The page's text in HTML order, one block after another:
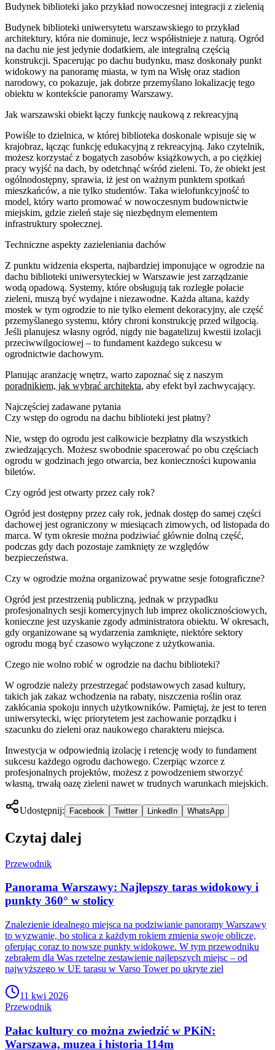
Budynek biblioteki jako przykład nowoczesnej integracji z zielenią
Budynek biblioteki uniwersytetu warszawskiego to przykład
architektury, która nie dominuje, lecz współistnieje z naturą. Ogród
na dachu nie jest jedynie dodatkiem, ale integralną częścią
konstrukcji. Spacerując po dachu budynku, masz doskonały punkt
widokowy na panoramę miasta, w tym na Wisłę oraz stadion
narodowy, co pokazuje, jak dobrze przemyślano lokalizację tego
obiektu w kontekście panoramy Warszawy.
Jak warszawski obiekt łączy funkcję naukową z rekreacyjną
Powiśle to dzielnica, w której biblioteka doskonale wpisuje się w
krajobraz, łącząc funkcję edukacyjną z rekreacyjną. Jako czytelnik,
możesz korzystać z bogatych zasobów książkowych, a po ciężkiej
pracy wyjść na dach, by odetchnąć wśród zieleni. To, że obiekt jest
ogólnodostępny, sprawia, iż jest on ważnym punktem spotkań
mieszkańców, a nie tylko studentów. Taka wielofunkcyjność to
model, który warto promować w nowoczesnym budownictwie
miejskim, gdzie zieleń staje się niezbędnym elementem
infrastruktury społecznej.
Techniczne aspekty zazieleniania dachów
Z punktu widzenia eksperta, najbardziej imponujące w ogrodzie na
dachu biblioteki uniwersyteckiej w Warszawie jest zarządzanie
wodą opadową. Systemy, które obsługują tak rozległe połacie
zieleni, muszą być wydajne i niezawodne. Każda altana, każdy
mostek w tym ogrodzie to nie tylko element dekoracyjny, ale część
przemyślanego systemu, który chroni konstrukcję przed wilgocią.
Jeśli planujesz własny ogród, nigdy nie bagatelizuj kwestii izolacji
przeciwwilgociowej – to fundament każdego sukcesu w
ogrodnictwie dachowym.
Planując aranżację wnętrz, warto zapoznać się z naszym
poradnikiem, jak wybrać architekta, aby efekt był zachwycający.
Najczęściej zadawane pytania
Czy wstęp do ogrodu na dachu biblioteki jest płatny?
Nie, wstęp do ogrodu jest całkowicie bezpłatny dla wszystkich
zwiedzających. Możesz swobodnie spacerować po obu częściach
ogrodu w godzinach jego otwarcia, bez konieczności kupowania
biletów.
Czy ogród jest otwarty przez cały rok?
Ogród jest dostępny przez cały rok, jednak dostęp do samej części
dachowej jest ograniczony w miesiącach zimowych, od listopada do
marca. W tym okresie można podziwiać głównie dolną część,
podczas gdy dach pozostaje zamknięty ze względów
bezpieczeństwa.
Czy w ogrodzie można organizować prywatne sesje fotograficzne?
Ogród jest przestrzenią publiczną, jednak w przypadku
profesjonalnych sesji komercyjnych lub imprez okolicznościowych,
konieczne jest uzyskanie zgody administratora obiektu. W okresach,
gdy organizowane są wydarzenia zamknięte, niektóre sektory
ogrodu mogą być czasowo wyłączone z użytkowania.
Czego nie wolno robić w ogrodzie na dachu biblioteki?
W ogrodzie należy przestrzegać podstawowych zasad kultury,
takich jak zakaz wchodzenia na rabaty, niszczenia roślin oraz
zakłócania spokoju innych użytkowników. Pamiętaj, że jest to teren
uniwersytecki, więc priorytetem jest zachowanie porządku i
szacunku do zieleni oraz naukowego charakteru miejsca.
Inwestycja w odpowiednią izolację i retencję wody to fundament
sukcesu każdego ogrodu dachowego. Czerpiąc wzorce z
profesjonalnych projektów, możesz z powodzeniem stworzyć
własną, trwałą oazę zieleni nawet w trudnych warunkach miejskich.
Udostępnij: Facebook Twitter LinkedIn WhatsApp
Czytaj dalej
Przewodnik
Panorama Warszawy: Najlepszy taras widokowy i
punkty 360° w stolicy
Znalezienie idealnego miejsca na podziwianie panoramy Warszawy
to wyzwanie, bo stolica z każdym rokiem zmienia swoje oblicze,
oferując coraz to nowsze punkty widokowe. W tym przewodniku
zebrałem dla Was rzetelne zestawienie najlepszych miejsc – od
najwyższego w UE tarasu w Varso Tower po ukryte ziel
11 kwi 2026
Przewodnik
Pałac kultury co można zwiedzić w PKiN:
Warszawa, muzea i historia 114m